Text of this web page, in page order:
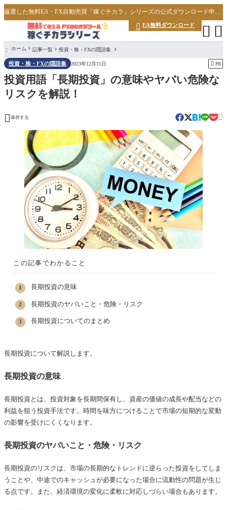
厳選した無料EA・FX自動売買「稼ぐチカラ」シリーズの公式ダウンロード申し込みサイト
 EA無料ダウンロード  
 ホーム 記事一覧 投資・株・FXの隠語集
投資・株・FXの隠語集 2023年12月11日  PR
投資用語「長期投資」の意味やヤバい危険な
リスクを解説！
 保存する 
この記事でわかること
長期投資の意味
長期投資のヤバいこと・危険・リスク
長期投資についてのまとめ
長期投資について解説します。
長期投資の意味
長期投資とは、投資対象を長期間保有し、資産の価値の成長や配当などの
利益を狙う投資手法です。時間を味方につけることで市場の短期的な変動
の影響を受けにくくなります。
長期投資のヤバいこと・危険・リスク
長期投資のリスクは、市場の長期的なトレンドに逆らった投資をしてしま
うことや、中途でのキャッシュが必要になった場合に流動性の問題が生じ
る点です。また、経済環境の変化に柔軟に対応しづらい場合もあります。